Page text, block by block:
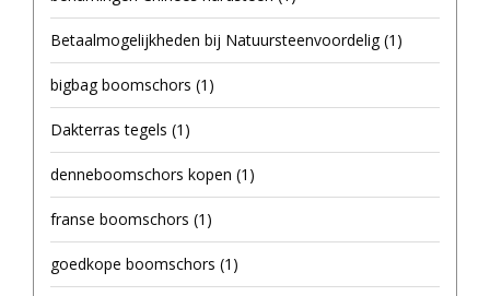
Betaalmogelijkheden bij Natuursteenvoordelig(1)
bigbag boomschors (1)
Dakterras tegels (1)
denneboomschors kopen (1)
franse boomschors (1)
goedkope boomschors (1)